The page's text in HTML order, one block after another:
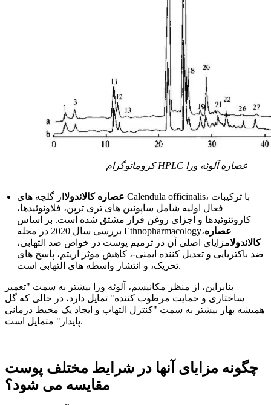
کروماتوگرام HPLC عصاره آلوئه ورا
عصاره کالاندولا از گلچه های Calendula officinalis، با ترکیبات
فعال اولیه شامل ساپونین های تری ترپن، فلاونوئیدها،
کاروتنوئیدها و اجزای روغن فرار مشتق شده است. بر اساس
بررسی سال 2020 در مجله Ethnopharmacology،عصاره
کالاندولامزایای اصلی آن در ترمیم پوست در خواص ضد التهابی،
ضد باکتریایی و تعدیل کننده ایمنی-، کاهش موثر اریتم، پاسخ های
تحریک، و انتشار واسطه های التهابی است.
بنابراین، از منظر مکانیسم، آلوئه ورا بیشتر به سمت "تعمیر
ساختاری و حمایت مرطوب کننده" تمایل دارد، در حالی که گل
همیشه بهار بیشتر به سمت "کنترل التهاب و ایجاد یک محیط درمانی
پایدار" متمایل است.
چگونه مزایای آنها در شرایط مختلف پوست
مقایسه می شود؟